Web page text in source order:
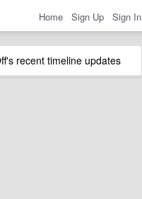
Home Sign Up Sign In
recent timeline updates